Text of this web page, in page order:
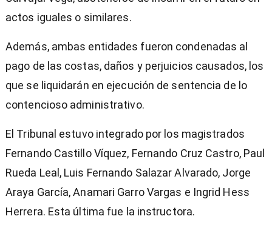
actos iguales o similares.
Además, ambas entidades fueron condenadas al
pago de las costas, daños y perjuicios causados, los
que se liquidarán en ejecución de sentencia de lo
contencioso administrativo.
El Tribunal estuvo integrado por los magistrados
Fernando Castillo Víquez, Fernando Cruz Castro, Paul
Rueda Leal, Luis Fernando Salazar Alvarado, Jorge
Araya García, Anamari Garro Vargas e Ingrid Hess
Herrera. Esta última fue la instructora.